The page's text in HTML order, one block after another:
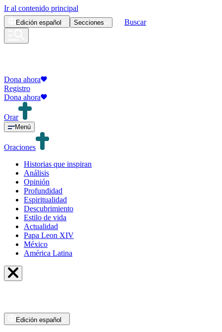
Ir al contenido principal
Edición español Secciones Buscar
Dona ahora
Registro
Dona ahora
Orar
Menú
Oraciones
Historias que inspiran
Análisis
Opinión
Profundidad
Espiritualidad
Descubrimiento
Estilo de vida
Actualidad
Papa Leon XIV
México
América Latina
Edición español